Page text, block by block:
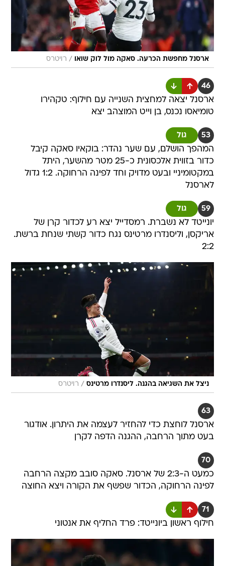
ארסנל מחפשת הכרעה. סאקה מול לוק שואו / רויטרס
46
ארסנל יצאה למחצית השנייה עם חילוף: טקהירו
טומיאסו נכנס, בן וייט המוצהב יצא
53 גול
המהפך הושלם, עם שער נהדר: בוקאיו סאקה קיבל
כדור בזווית אלכסונית כ-25 מטר מהשער, היתל
במקטומיניי ובעט מדויק וחד לפינה הרחוקה. 1:2 גדול
לארסנל
59 גול
יונייטד לא נשברת. רמסדייל יצא רע לכדור קרן של
אריקסן, וליסנדרו מרטינס נגח כדור קשתי שנחת ברשת.
2:2
ניצל את השגיאה בהגנה. ליסנדרו מרטינס / רויטרס
63
ארסנל לוחצת כדי להחזיר לעצמה את היתרון. אודגור
בעט מתוך הרחבה, ההגנה הדפה לקרן
70
כמעט ה-2:3 של ארסנל. סאקה סובב מקצה הרחבה
לפינה הרחוקה, הכדור שפשף את הקורה ויצא החוצה
71
חילוף ראשון ביונייטד: פרד החליף את אנטוני